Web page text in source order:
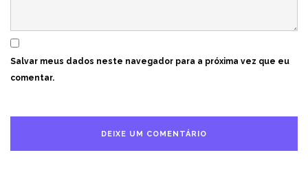
Salvar meus dados neste navegador para a próxima vez que eu
comentar.